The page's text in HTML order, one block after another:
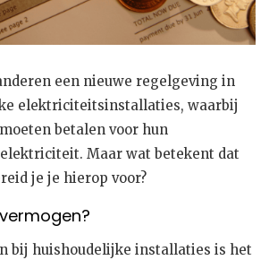
een nieuwe regelgeving in
elektriciteitsinstallaties, waarbij
betalen voor hun
Maar wat betekent dat
je je hierop voor?
bij huishoudelijke installaties is het